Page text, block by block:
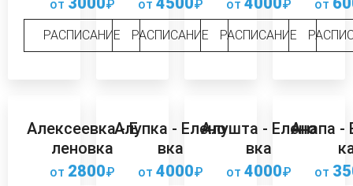
от ₽
РАСПИСАНИЕ
от ₽
РАСПИСАНИЕ
от ₽
РАСПИСАНИЕ
от
Алексеевка - Е
леновка
от 2800₽
Алупка - Елено
вка
от 4000₽
Алушта - Елено
вка
от 4000₽
Анапа -
от